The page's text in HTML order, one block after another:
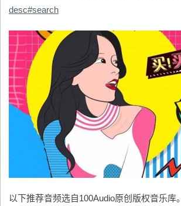
desc#search
以下推荐音频选自100Audio原创版权音乐库。